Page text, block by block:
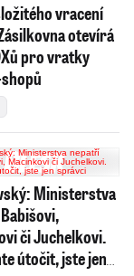
vracení
otevírá
pro vratky
Ministerstva
či Juchelkovi.
útočit, jste jen